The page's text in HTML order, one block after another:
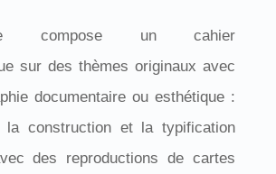
compose un cahier
sur des thèmes originaux avec
documentaire ou esthétique :
la construction et la typification
des reproductions de cartes